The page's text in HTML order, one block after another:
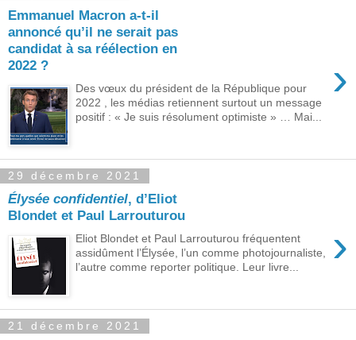
Emmanuel Macron a-t-il
annoncé qu’il ne serait pas
candidat à sa réélection en
2022 ?
›
Des vœux du président de la République pour
2022 , les médias retiennent surtout un message
positif : « Je suis résolument optimiste » … Mai...
29 décembre 2021
Élysée confidentiel, d’Eliot
Blondet et Paul Larrouturou
›
Eliot Blondet et Paul Larrouturou fréquentent
assidûment l’Élysée, l’un comme photojournaliste,
l’autre comme reporter politique. Leur livre...
21 décembre 2021